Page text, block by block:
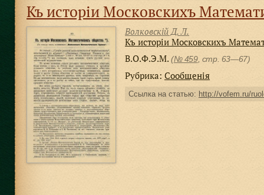
Къ исторiи Московскихъ
Волковскiй Д. Л.
Къ исторiи Московскихъ
В.О.Ф.Э.М. (№ 459, стр. 63—67)
Рубрика: Сообщенiя
Ссылка на статью: http://vofem.ru/